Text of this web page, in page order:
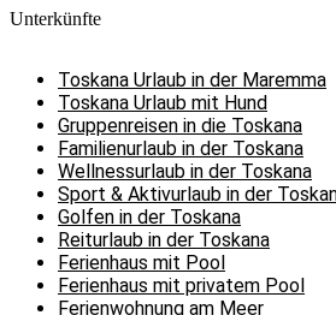
Unterkünfte
Toskana Urlaub in der Maremma
Toskana Urlaub mit Hund
Gruppenreisen in die Toskana
Familienurlaub in der Toskana
Wellnessurlaub in der Toskana
Sport & Aktivurlaub in der
Golfen in der Toskana
Reiturlaub in der Toskana
Ferienhaus mit Pool
Ferienhaus mit privatem Pool
Ferienwohnung am Meer